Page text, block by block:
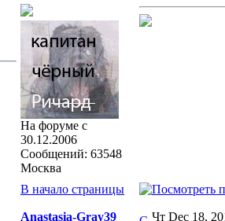
На форуме с
30.12.2006
Сообщений: 63548
Москва
В начало страницы
Anastasia-Gray39
Чт Dec 18,